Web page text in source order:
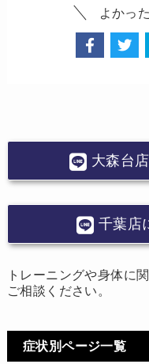
よかっ
大森台
千葉店
トレーニングや身体に
ご相談ください。
症状別ページ一覧